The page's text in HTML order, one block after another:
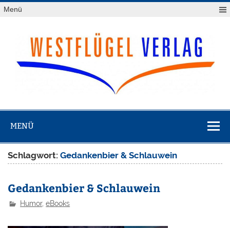
Zum
Inhalt
Menü
Verlag
MENÜ
Schlagwort:Gedankenbier & Schlauwein
Gedankenbier & Schlauwein
Humor,eBooks